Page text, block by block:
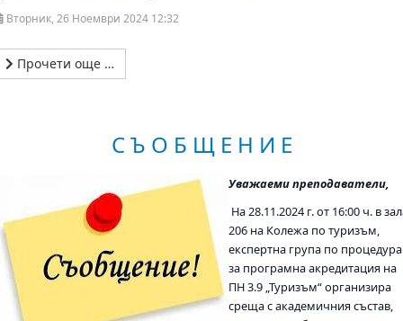
Вторник, 26 Ноември 2024 12:32
Прочети още …
С Ъ О Б Щ Е Н И Е
Уважаеми преподаватели,
На 28.11.2024 г. от 16:00 ч. в
206 на Колежа по туризъм,
експертна група по процедура
за програмна акредитация на
ПН 3.9 „Туризъм“ организира
среща с академичния състав,